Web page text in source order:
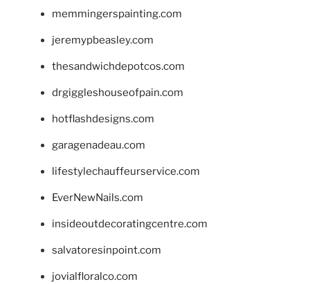
memmingerspainting.com
jeremypbeasley.com
thesandwichdepotcos.com
drgiggleshouseofpain.com
hotflashdesigns.com
garagenadeau.com
lifestylechauffeurservice.com
EverNewNails.com
insideoutdecoratingcentre.com
salvatoresinpoint.com
jovialfloralco.com